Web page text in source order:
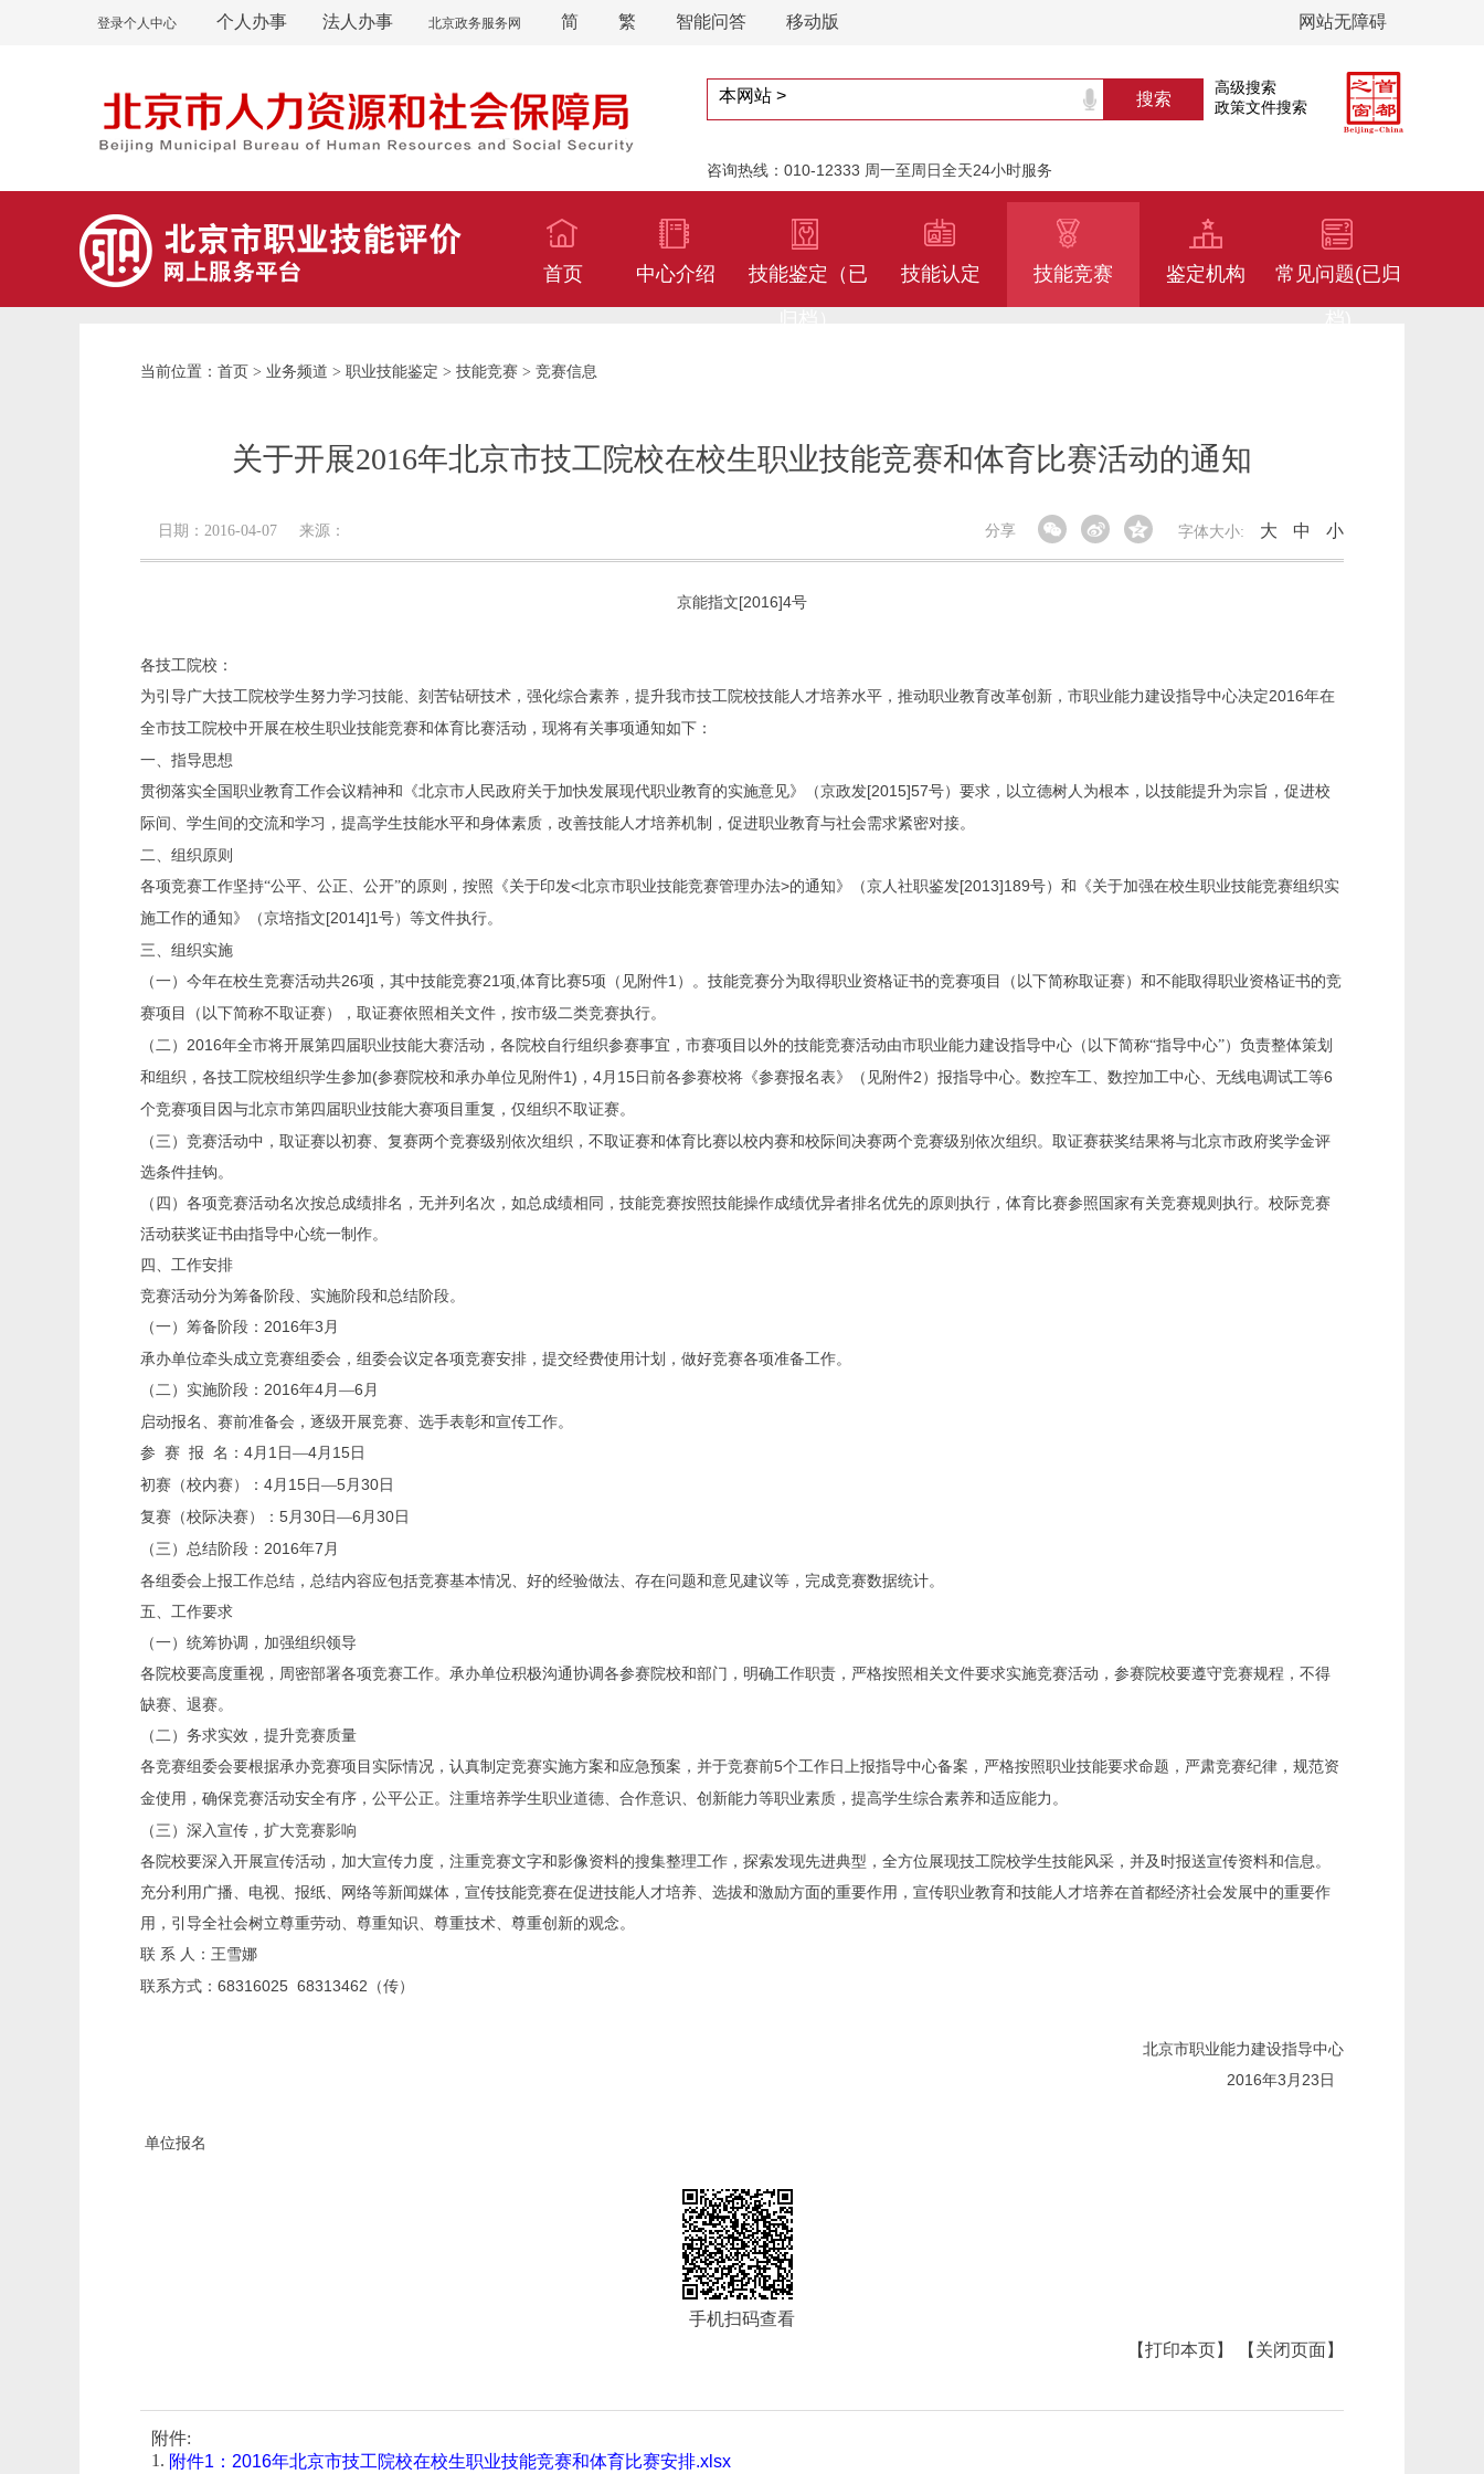
登录个人中心 个人办事 法人办事 北京政务服务网 简 繁 网站无障碍
智能问答 移动版
高级搜索
政策文件搜索
咨询热线：010-12333 周一至周日全天24小时服务
首页 中心介绍 技能鉴定（已 技能认定 技能竞赛 鉴定机构 常见问题(已归
当前位置： 首页 > 业务频道 > 职业技能鉴定 > 技能竞赛 > 竞赛信息
关于开展2016年北京市技工院校在校生职业技能竞赛和体育比赛活动的通知
日期：2016-04-07 来源： 字体大小: 大 中 小
分享
京能指文[2016]4号
各技工院校：
为引导广大技工院校学生努力学习技能、刻苦钻研技术，强化综合素养，提升我市技工院校技能人才培养水平，推动职业教育改革创新，市职业能力建设指导中心决定2016年在
全市技工院校中开展在校生职业技能竞赛和体育比赛活动，现将有关事项通知如下：
一、指导思想
贯彻落实全国职业教育工作会议精神和《北京市人民政府关于加快发展现代职业教育的实施意见》（京政发[2015]57号）要求，以立德树人为根本，以技能提升为宗旨，促进校
际间、学生间的交流和学习，提高学生技能水平和身体素质，改善技能人才培养机制，促进职业教育与社会需求紧密对接。
二、组织原则
各项竞赛工作坚持“公平、公正、公开”的原则，按照《关于印发<北京市职业技能竞赛管理办法>的通知》（京人社职鉴发[2013]189号）和《关于加强在校生职业技能竞赛组织实
施工作的通知》（京培指文[2014]1 号）等文件执行。
三、组织实施
（一）今年在校生竞赛活动共26项，其中技能竞赛21 项 体育比赛5项（见附件1 ）。技能竞赛分为取得职业资格证书的竞赛项目（以下简称取证赛）和不能取得职业资格证书的竞
赛项目（以下简称不取证赛），取证赛依照相关文件，按市级二类竞赛执行。
（二） 2016年全市将开展第四届职业技能大赛活动，各院校自行组织参赛事宜，市赛项目以外的技能竞赛活动由市职业能力建设指导中心（以下简称“指导中心”）负责整体策划
和组织，各技工院校组织学生参加(参赛院校和承办单位见附件1) ， 4月 15 日前各参赛校将《参赛报名表》（见附件2 ）报指导中心。数控车工、数控加工中心、无线电调试工等6
个竞赛项目因与北京市第四届职业技能大赛项目重复，仅组织不取证赛。
（三）竞赛活动中，取证赛以初赛、复赛两个竞赛级别依次组织，不取证赛和体育比赛以校内赛和校际间决赛两个竞赛级别依次组织。取证赛获奖结果将与北京市政府奖学金评
选条件挂钩。
（四）各项竞赛活动名次按总成绩排名，无并列名次，如总成绩相同，技能竞赛按照技能操作成绩优异者排名优先的原则执行，体育比赛参照国家有关竞赛规则执行。校际竞赛
活动获奖证书由指导中心统一制作。
四、工作安排
竞赛活动分为筹备阶段、实施阶段和总结阶段。
（一）筹备阶段： 2016年3 月
承办单位牵头成立竞赛组委会，组委会议定各项竞赛安排，提交经费使用计划，做好竞赛各项准备工作。
（二）实施阶段： 2016年4月—6 月
启动报名、赛前准备会，逐级开展竞赛、选手表彰和宣传工作。
参 赛 报 名： 4月 1 日 —4月 15 日
初赛（校内赛）： 4月 15 日 —5月 30 日
复赛（校际决赛）： 5月 30 日 —6 月 30 日
（三）总结阶段： 2016年7 月
各组委会上报工作总结，总结内容应包括竞赛基本情况、好的经验做法、存在问题和意见建议等，完成竞赛数据统计。
五、工作要求
（一）统筹协调，加强组织领导
各院校要高度重视，周密部署各项竞赛工作。承办单位积极沟通协调各参赛院校和部门，明确工作职责，严格按照相关文件要求实施竞赛活动，参赛院校要遵守竞赛规程，不得
缺赛、退赛。
（二）务求实效，提升竞赛质量
各竞赛组委会要根据承办竞赛项目实际情况，认真制定竞赛实施方案和应急预案，并于竞赛前5个工作日上报指导中心备案，严格按照职业技能要求命题，严肃竞赛纪律，规范资
金使用，确保竞赛活动安全有序，公平公正。注重培养学生职业道德、合作意识、创新能力等职业素质，提高学生综合素养和适应能力。
（三）深入宣传，扩大竞赛影响
各院校要深入开展宣传活动，加大宣传力度，注重竞赛文字和影像资料的搜集整理工作，探索发现先进典型，全方位展现技工院校学生技能风采，并及时报送宣传资料和信息。
充分利用广播、电视、报纸、网络等新闻媒体，宣传技能竞赛在促进技能人才培养、选拔和激励方面的重要作用，宣传职业教育和技能人才培养在首都经济社会发展中的重要作
用，引导全社会树立尊重劳动、尊重知识、尊重技术、尊重创新的观念。
联 系 人：王雪娜
联系方式： 68316025 68313462 （传）
北京市职业能力建设指导中心
2016年3 月 23日
单位报名
手机扫码查看
【打印本页】
【关闭页面】
附件:
1. 附件1：2016年北京市技工院校在校生职业技能竞赛和体育比赛安排.xlsx